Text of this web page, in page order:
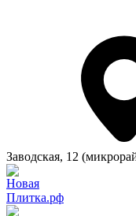
Заводская, 12